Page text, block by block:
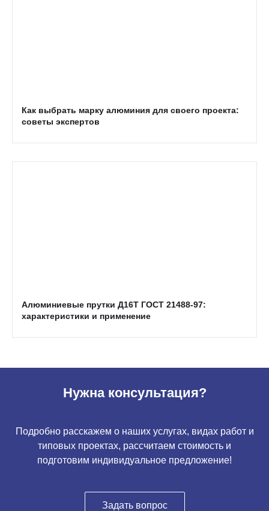
Как выбрать марку алюминия для своего проекта:
советы экспертов
Алюминиевые прутки Д16Т ГОСТ 21488-97:
характеристики и применение
Нужна консультация?
Подробно расскажем о наших услугах, видах работ и
типовых проектах, рассчитаем стоимость и
подготовим индивидуальное предложение!
Задать вопрос